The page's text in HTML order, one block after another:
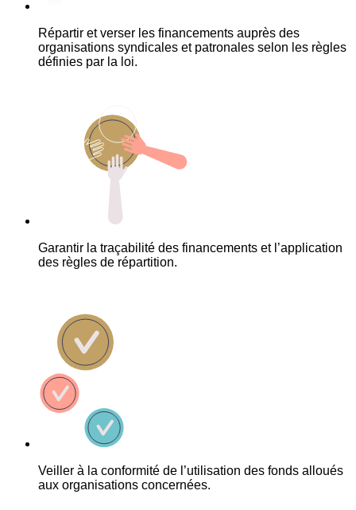
Répartir et verser les financements auprès des
organisations syndicales et patronales selon les règles
définies par la loi.
Garantir la traçabilité des financements et l’application
des règles de répartition.
Veiller à la conformité de l’utilisation des fonds alloués
aux organisations concernées.